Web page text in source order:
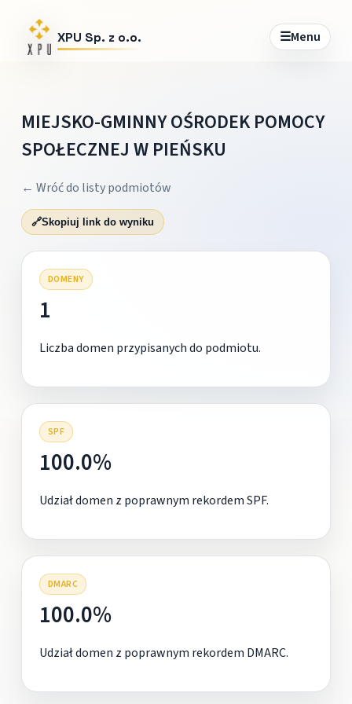
XPU Sp. z o.o. ☰Menu
MIEJSKO-GMINNY OŚRODEK POMOCY
SPOŁECZNEJ W PIEŃSKU
← Wróć do listy podmiotów
🔗Skopiuj link do wyniku
DOMENY
1
Liczba domen przypisanych do podmiotu.
SPF
100.0%
Udział domen z poprawnym rekordem SPF.
DMARC
100.0%
Udział domen z poprawnym rekordem DMARC.